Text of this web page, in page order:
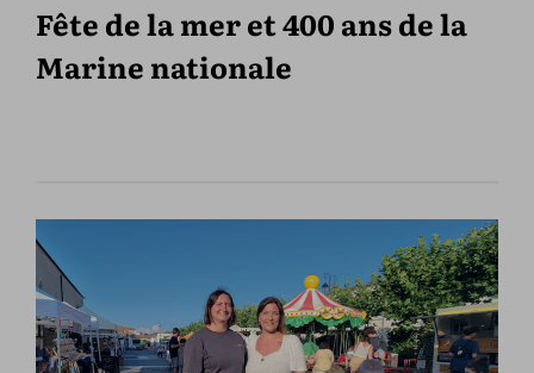
Fête de la mer et 400 ans de la
Marine nationale